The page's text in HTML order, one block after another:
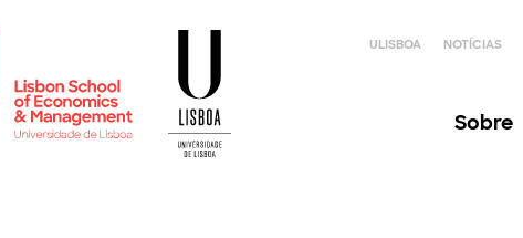
ULISBOA NOTÍCIAS
Sobre